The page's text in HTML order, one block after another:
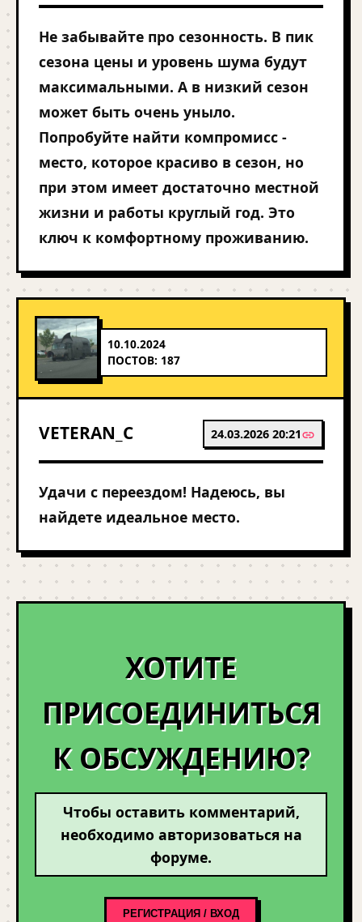
Не забывайте про сезонность. В пик
сезона цены и уровень шума будут
максимальными. А в низкий сезон
может быть очень уныло.
Попробуйте найти компромисс -
место, которое красиво в сезон, но
при этом имеет достаточно местной
жизни и работы круглый год. Это
ключ к комфортному проживанию.
10.10.2024
ПОСТОВ: 187
VETERAN_C 24.03.2026 20:21
Удачи с переездом! Надеюсь, вы
найдете идеальное место.
ХОТИТЕ
ПРИСОЕДИНИТЬСЯ
К ОБСУЖДЕНИЮ?
Чтобы оставить комментарий,
необходимо авторизоваться на
форуме.
РЕГИСТРАЦИЯ / ВХОД